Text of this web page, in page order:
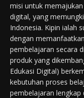
misi untuk
digital, yang
Indonesia. Kipin ialah
dengan
pembelajaran secara
produk yang
Edukasi Digital)
kebutuhan proses
pembelajaran lengkap